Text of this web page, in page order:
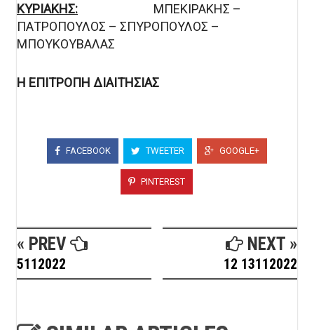
ΚΥΡΙΑΚΗΣ: ΜΠΕΚΙΡΑΚΗΣ –
ΠΑΤΡΟΠΟΥΛΟΣ – ΣΠΥΡΟΠΟΥΛΟΣ –
ΜΠΟΥΚΟΥΒΑΛΑΣ
Η ΕΠΙΤΡΟΠΗ ΔΙΑΙΤΗΣΙΑΣ
FACEBOOK TWEETER GOOGLE+
PINTEREST
« PREV
5112022
NEXT »
12 13112022